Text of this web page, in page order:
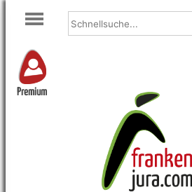
Premium